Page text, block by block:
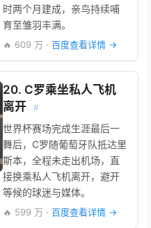
时两个月建成，亲鸟持续哺
育至雏羽丰满。
🔥 609 万 · 百度查看详情 →
20. C罗乘坐私人飞机
离开
#
世界杯赛场完成生涯最后一
舞后，C罗随葡萄牙队抵达里
斯本，全程未走出机场，直
接换乘私人飞机离开，避开
等候的球迷与媒体。
🔥 599 万 · 百度查看详情 →